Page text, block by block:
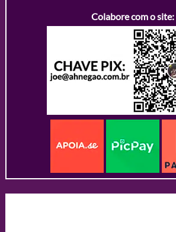
Colabore com o site: